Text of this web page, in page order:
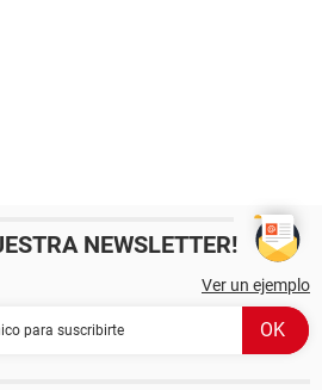
NEWSLETTER!
Ver un ejemplo